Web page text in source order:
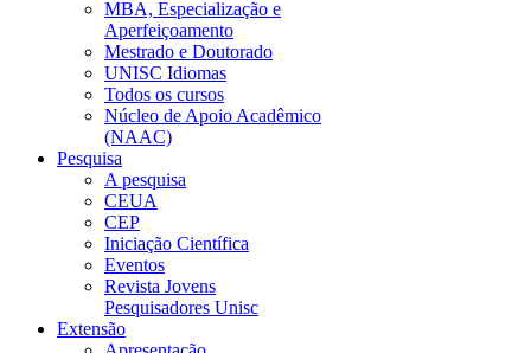
MBA, Especialização e
Aperfeiçoamento
Mestrado e Doutorado
UNISC Idiomas
Todos os cursos
Núcleo de Apoio Acadêmico
(NAAC)
Pesquisa
A pesquisa
CEUA
CEP
Iniciação Científica
Eventos
Revista Jovens
Pesquisadores Unisc
Extensão